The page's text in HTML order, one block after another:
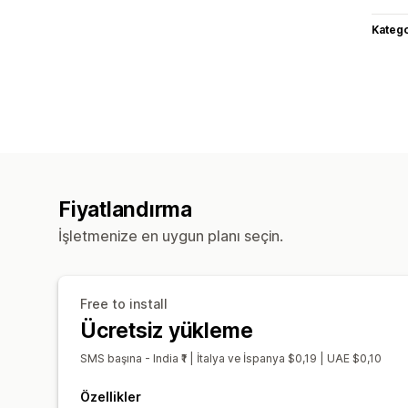
Fiyatlandırma
İşletmenize en uygun planı seçin.
Free to install
Ücretsiz yükleme
SMS başına - India ₹1 | İtalya ve İspanya $0,19 | UAE $0,10
Özellikler